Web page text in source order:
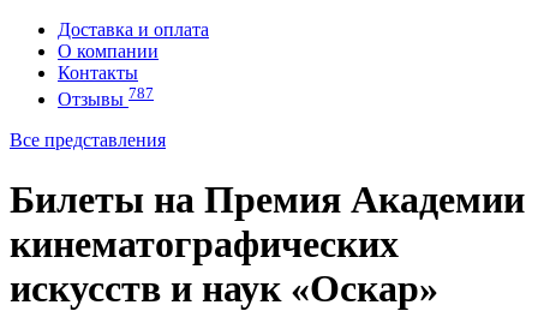
Доставка и оплата
О компании
Контакты
Отзывы 787
Все представления
Билеты на Премия Академии
кинематографических
искусств и наук «Оскар»